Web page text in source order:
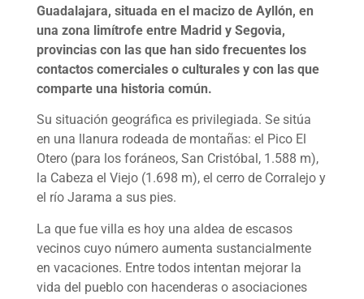
Guadalajara, situada en el macizo de Ayllón, en
una zona limítrofe entre Madrid y Segovia,
provincias con las que han sido frecuentes los
contactos comerciales o culturales y con las que
comparte una historia común.
Su situación geográfica es privilegiada. Se sitúa
en una llanura rodeada de montañas: el Pico El
Otero (para los foráneos, San Cristóbal, 1.588 m),
la Cabeza el Viejo (1.698 m), el cerro de Corralejo y
el río Jarama a sus pies.
La que fue villa es hoy una aldea de escasos
vecinos cuyo número aumenta sustancialmente
en vacaciones. Entre todos intentan mejorar la
vida del pueblo con hacenderas o asociaciones